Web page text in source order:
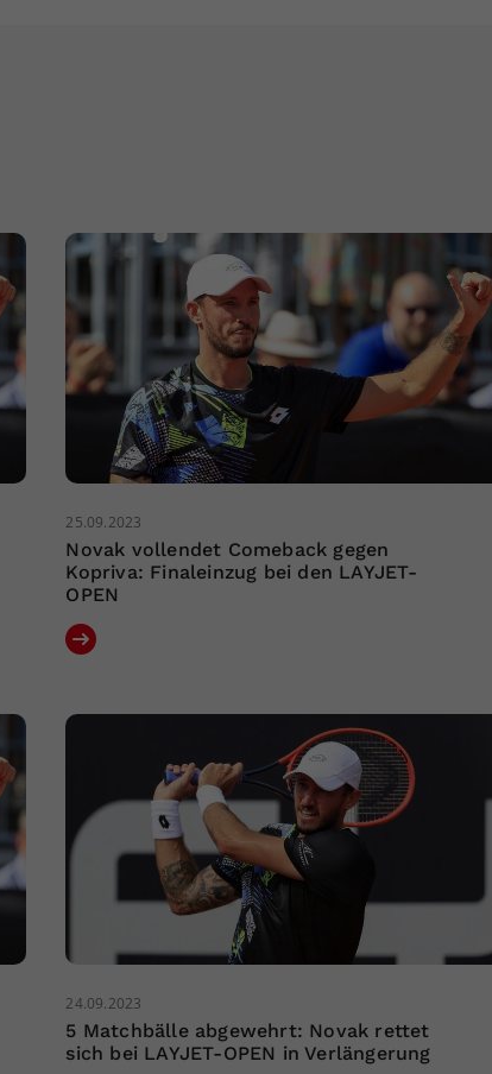
25.09.2023
Novak vollendet Comeback gegen
Kopriva: Finaleinzug bei den LAYJET-
OPEN
24.09.2023
5 Matchbälle abgewehrt: Novak rettet
sich bei LAYJET-OPEN in Verlängerung